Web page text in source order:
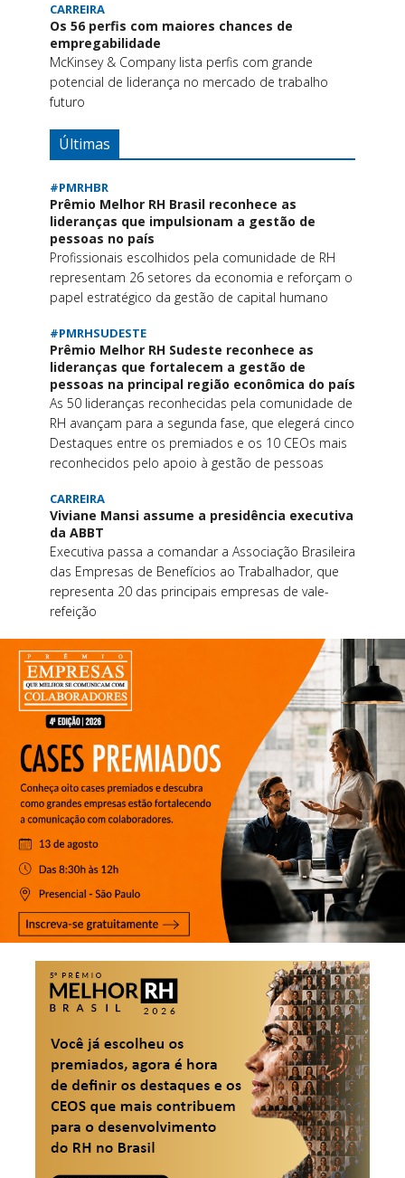
CARREIRA
Os 56 perfis com maiores chances de
empregabilidade
McKinsey & Company lista perfis com grande
potencial de liderança no mercado de trabalho
futuro
Últimas
#PMRHBR
Prêmio Melhor RH Brasil reconhece as
lideranças que impulsionam a gestão de
pessoas no país
Profissionais escolhidos pela comunidade de RH
representam 26 setores da economia e reforçam o
papel estratégico da gestão de capital humano
#PMRHSUDESTE
Prêmio Melhor RH Sudeste reconhece as
lideranças que fortalecem a gestão de
pessoas na principal região econômica do país
As 50 lideranças reconhecidas pela comunidade de
RH avançam para a segunda fase, que elegerá cinco
Destaques entre os premiados e os 10 CEOs mais
reconhecidos pelo apoio à gestão de pessoas
CARREIRA
Viviane Mansi assume a presidência executiva
da ABBT
Executiva passa a comandar a Associação Brasileira
das Empresas de Benefícios ao Trabalhador, que
representa 20 das principais empresas de vale-
refeição